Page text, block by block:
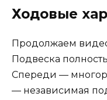
Ходовые
Продолжаем видео
Подвеска
Спереди —
— независимая